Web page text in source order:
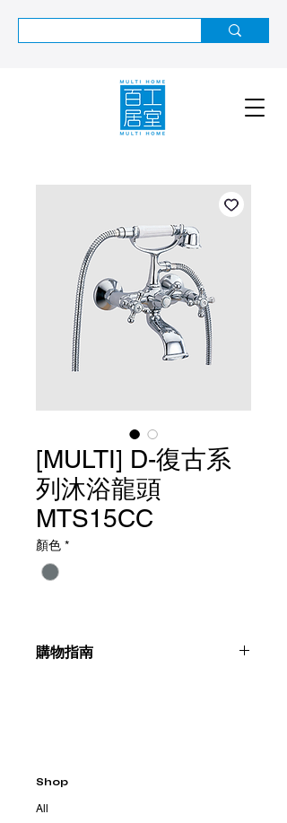
[MULTI] D-復古系
列沐浴龍頭
MTS15CC
顏色 *
購物指南
Shop
All